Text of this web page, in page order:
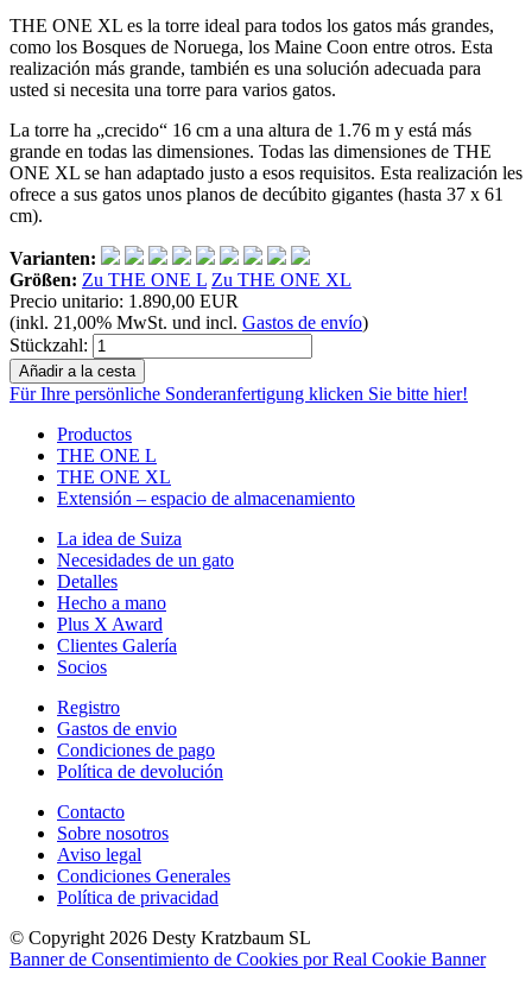
THE ONE XL es la torre ideal para todos los gatos más grandes,
como los Bosques de Noruega, los Maine Coon entre otros. Esta
realización más grande, también es una solución adecuada para
usted si necesita una torre para varios gatos.
La torre ha „crecido“ 16 cm a una altura de 1.76 m y está más
grande en todas las dimensiones. Todas las dimensiones de THE
ONE XL se han adaptado justo a esos requisitos. Esta realización les
ofrece a sus gatos unos planos de decúbito gigantes (hasta 37 x 61
cm).
Varianten:
Größen: Zu THE ONE L Zu THE ONE XL
Precio unitario: 1.890,00 EUR
(inkl. 21,00% MwSt. und incl. Gastos de envío)
Stückzahl:
Für Ihre persönliche Sonderanfertigung klicken Sie bitte hier!
Productos
THE ONE L
THE ONE XL
Extensión – espacio de almacenamiento
La idea de Suiza
Necesidades de un gato
Detalles
Hecho a mano
Plus X Award
Clientes Galería
Socios
Registro
Gastos de envio
Condiciones de pago
Política de devolución
Contacto
Sobre nosotros
Aviso legal
Condiciones Generales
Política de privacidad
© Copyright 2026 Desty Kratzbaum SL
Banner de Consentimiento de Cookies por Real Cookie Banner